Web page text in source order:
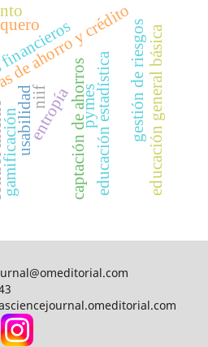
captación de ahorros
ahorro y crédito
pymes gestión de riesgos
entropía
usabilidad
gamificación educación estadística educación general básica
niif